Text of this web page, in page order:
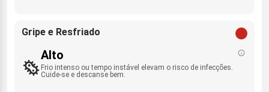
Gripe e Resfriado
Alto
Frio intenso ou tempo instável elevam o risco de infecções.
Cuide-se e descanse bem.